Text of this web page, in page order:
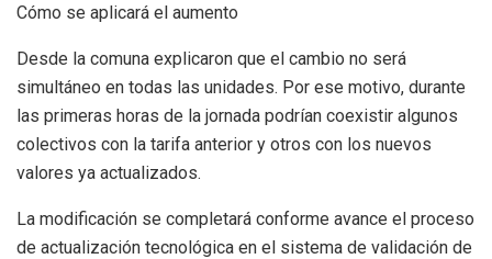
Cómo se aplicará el aumento
Desde la comuna explicaron que el cambio no será
simultáneo en todas las unidades. Por ese motivo, durante
las primeras horas de la jornada podrían coexistir algunos
colectivos con la tarifa anterior y otros con los nuevos
valores ya actualizados.
La modificación se completará conforme avance el proceso
de actualización tecnológica en el sistema de validación de